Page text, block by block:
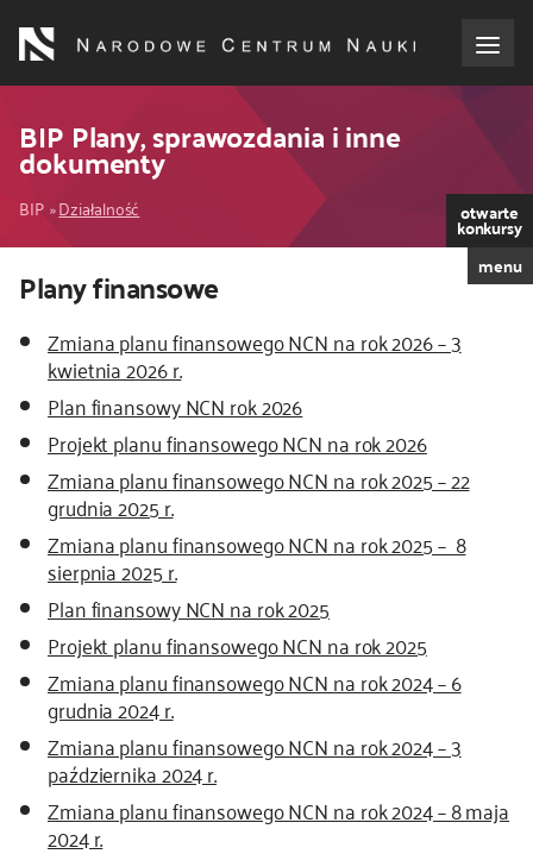
treści
dla wnioskodawców
dla realizujących projekty
dla ekspertów
efekty NCN
współpraca międzynarodowa
nagroda NCN
kontakt
BIP Plany, sprawozdania i inne
dokumenty
Ścieżka
nawigacyjna
BIP Działalność otwarte
konkursy
menu
Kod
CSS
i
Plany finansowe
Zmiana planu finansowego NCN na rok 2026 – 3
kwietnia 2026 r.
Plan finansowy NCN rok 2026
Projekt planu finansowego NCN na rok 2026
Zmiana planu finansowego NCN na rok 2025 – 22
grudnia 2025 r.
Zmiana planu finansowego NCN na rok 2025 – 8
sierpnia 2025 r.
Plan finansowy NCN na rok 2025
Projekt planu finansowego NCN na rok 2025
Zmiana planu finansowego NCN na rok 2024 – 6
grudnia 2024 r.
Zmiana planu finansowego NCN na rok 2024 – 3
października 2024 r.
Zmiana planu finansowego NCN na rok 2024 – 8 maja
2024 r.